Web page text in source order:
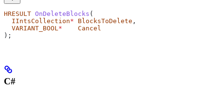
HRESULT OnDeleteBlocks (
  IIntsCollection
* BlocksToDelete ,
  VARIANT_BOOL
*
    Cancel
);
C#